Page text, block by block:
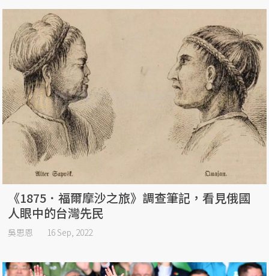
《1875．福爾摩沙之旅》調查筆記，看見俄國
人眼中的台灣先民
吳思恩 16 Sep, 2022